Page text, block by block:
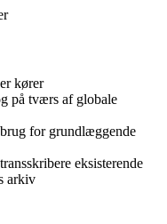
kører
på tværs af globale
for grundlæggende
eksisterende
arkiv